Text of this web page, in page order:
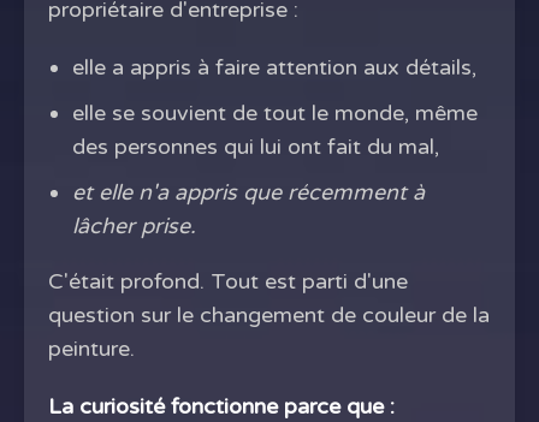
propriétaire d'entreprise :
elle a appris à faire attention aux détails,
elle se souvient de tout le monde, même
des personnes qui lui ont fait du mal,
et elle n'a appris que récemment à
lâcher prise.
C'était profond. Tout est parti d'une
question sur le changement de couleur de la
peinture.
La curiosité fonctionne parce que :